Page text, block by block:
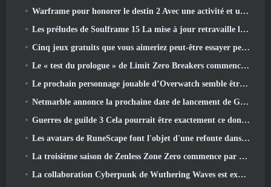
Warframe pour honorer le destin 2 Avec une activité et un titre spéciaux dans le jeu
Les préludes de Soulframe 15 La mise à jour retravaille le butin et la pêche
Cinq jeux gratuits que vous aimeriez peut-être essayer pendant le Bullet Fest
Le « test du prologue » de Limit Zero Breakers commence aujourd’hui
Le prochain personnage jouable d’Overwatch semble être un chef du crime cyborg surmené
Netmarble annonce la prochaine date de lancement de Global RF Online
Guerres de guilde 3 Cela pourrait être exactement ce dont l’industrie du MMO a besoin en ce moment
Les avatars de RuneScape font l'objet d'une refonte dans la plus grande mise à jour visuelle du jeu au cours des dix dernières années
La troisième saison de Zenless Zone Zero commence par un voyage sur une île de Bangboo dans le ciel, Et vers la plateforme Steam
La collaboration Cyberpunk de Wuthering Waves est exactement ce que j'attends de mes événements crossover de jeux vidéo